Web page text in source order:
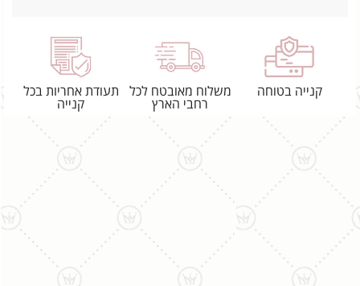
קנייה בטוחה
משלוח מאובטח לכל
רחבי הארץ
תעודת אחריות בכל
קנייה